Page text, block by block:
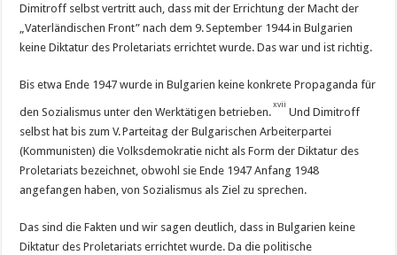
Dimitroff selbst vertritt auch, dass mit der Errichtung der Macht der
„Vaterländischen Front” nach dem 9. September 1944 in Bulgarien
keine Diktatur des Proletariats errichtet wurde. Das war und ist richtig.
Bis etwa Ende 1947 wurde in Bulgarien keine konkrete Propaganda für
den Sozialismus unter den Werktätigen betrieben.
xvii
Und Dimitroff
selbst hat bis zum V. Parteitag der Bulgarischen Arbeiterpartei
(Kommunisten) die Volksdemokratie nicht als Form der Diktatur des
Proletariats bezeichnet, obwohl sie Ende 1947 Anfang 1948
angefangen haben, von Sozialismus als Ziel zu sprechen.
Das sind die Fakten und wir sagen deutlich, dass in Bulgarien keine
Diktatur des Proletariats errichtet wurde. Da die politische